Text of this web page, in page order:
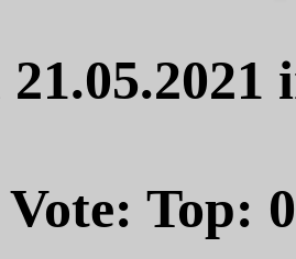
Vote: Top: 0